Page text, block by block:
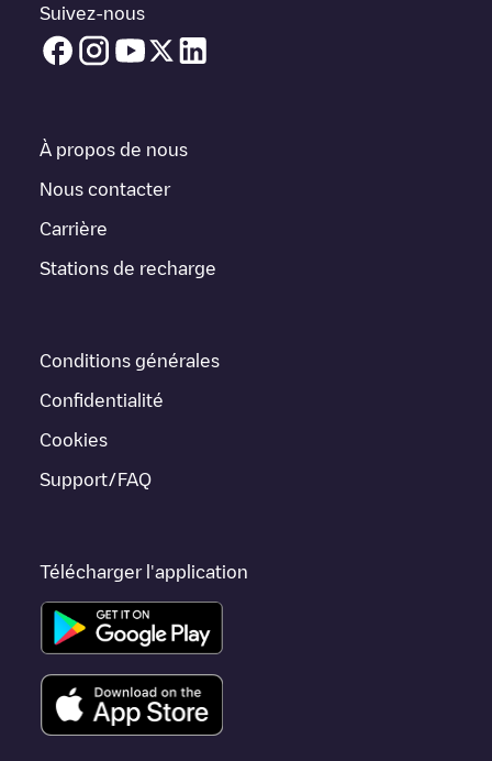
véhicules électriques à proximité, ainsi que leur emplacement
dans un parking, en surface et leur distance en KM.
Recharge/18B91717est disponible, ainsi que l'itinéraire pour s'y
rendre, le prix de la recharge de cette borne et les instructions
nécessaires pour que vous puissiez facilement recharger votre
PapeShell Recharge/18B91717
Si ce chargeurRillieux-la-Pape
chargeurs dansRillieux-la-Pape
villes telles que
elles sont proches et se trouvent dans
Suivez-nous
À propos de nous
Nous contacter
Carrière
Stations de recharge
Conditions générales
Confidentialité
Cookies
Support/FAQ
Télécharger l'application